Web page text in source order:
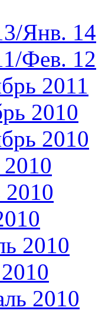
Янв. 14
Фев. 12
2011
2010
2010
2010
2010